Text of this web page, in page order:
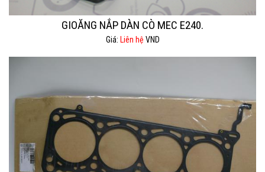
GIOĂNG NẮP DÀN CÒ MEC E240.
Giá: Liên hệ VND